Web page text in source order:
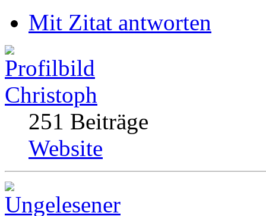
Mit Zitat antworten
Christoph
251 Beiträge
Website